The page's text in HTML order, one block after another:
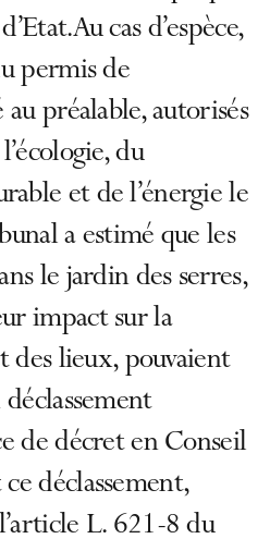
cas d’espèce,
permis de
préalable, autorisés
du
et de l’énergie le
a estimé que les
le jardin des serres,
impact sur la
des lieux, pouvaient
de décret en Conseil
déclassement,
L. 621-8 du